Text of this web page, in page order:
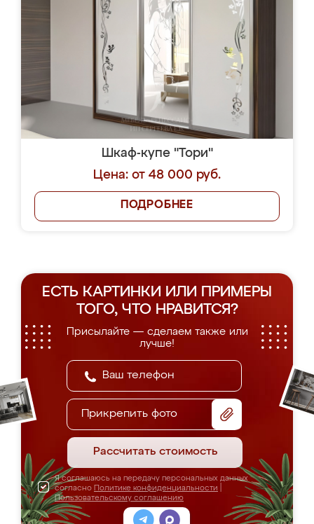
Шкаф-купе "Тори"
Цена: от 48 000 руб.
ПОДРОБНЕЕ
ЕСТЬ КАРТИНКИ ИЛИ ПРИМЕРЫ
ТОГО, ЧТО НРАВИТСЯ?
Присылайте — сделаем также или
лучше!
Прикрепить фото
Рассчитать стоимость
Я соглашаюсь на передачу персональных данных
согласно Политике конфиденциальности
Пользовательскому соглашению